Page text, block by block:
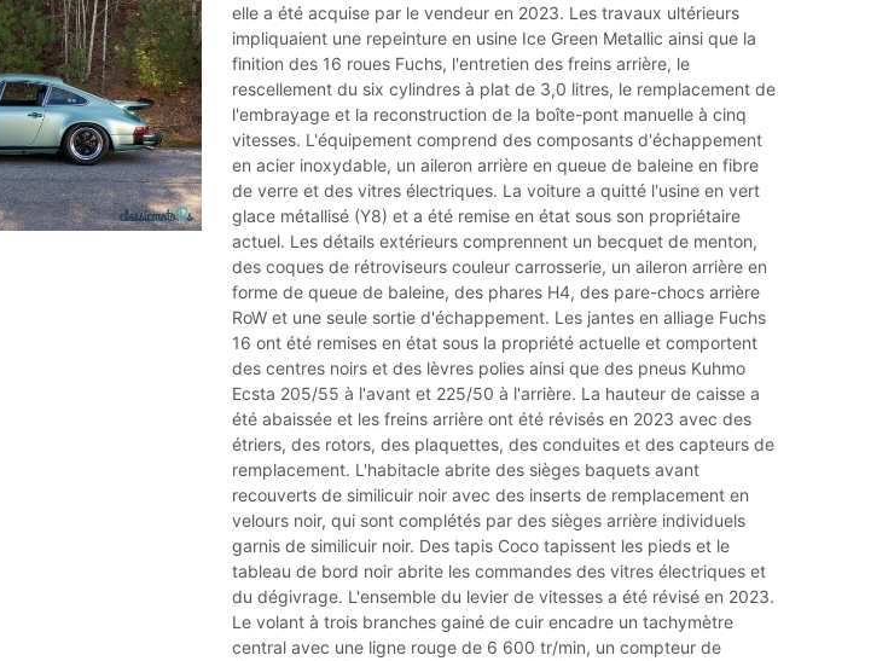
elle a été acquise par le vendeur en 2023. Les travaux ultérieurs
impliquaient une repeinture en usine Ice Green Metallic ainsi que la
finition des 16 roues Fuchs, l'entretien des freins arrière, le
rescellement du six cylindres à plat de 3,0 litres, le remplacement de
l'embrayage et la reconstruction de la boîte-pont manuelle à cinq
vitesses. L'équipement comprend des composants d'échappement
en acier inoxydable, un aileron arrière en queue de baleine en fibre
de verre et des vitres électriques. La voiture a quitté l'usine en vert
glace métallisé (Y8) et a été remise en état sous son propriétaire
actuel. Les détails extérieurs comprennent un becquet de menton,
des coques de rétroviseurs couleur carrosserie, un aileron arrière en
forme de queue de baleine, des phares H4, des pare-chocs arrière
RoW et une seule sortie d'échappement. Les jantes en alliage Fuchs
16 ont été remises en état sous la propriété actuelle et comportent
des centres noirs et des lèvres polies ainsi que des pneus Kuhmo
Ecsta 205/55 à l'avant et 225/50 à l'arrière. La hauteur de caisse a
été abaissée et les freins arrière ont été révisés en 2023 avec des
étriers, des rotors, des plaquettes, des conduites et des capteurs de
remplacement. L'habitacle abrite des sièges baquets avant
recouverts de similicuir noir avec des inserts de remplacement en
velours noir, qui sont complétés par des sièges arrière individuels
garnis de similicuir noir. Des tapis Coco tapissent les pieds et le
tableau de bord noir abrite les commandes des vitres électriques et
du dégivrage. L'ensemble du levier de vitesses a été révisé en 2023.
Le volant à trois branches gainé de cuir encadre un tachymètre
central avec une ligne rouge de 6 600 tr/min, un compteur de